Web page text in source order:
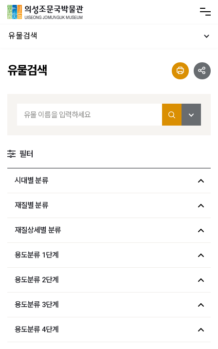
유물검색
유물검색
필터
시대별 분류
재질별 분류
재질상세별 분류
용도분류 1단계
용도분류 2단계
용도분류 3단계
용도분류 4단계